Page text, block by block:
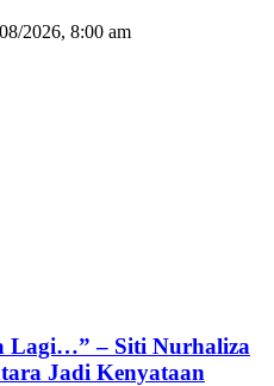
2026, 8:00 am
Lagi…” – Siti Nurhaliza
Jadi Kenyataan